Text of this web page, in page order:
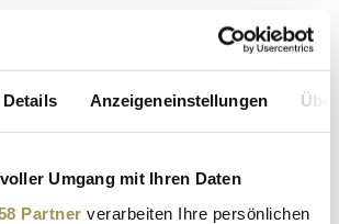
Details Anzeigeneinstellungen
Umgang mit Ihren Daten
Partner verarbeiten Ihre persönlichen